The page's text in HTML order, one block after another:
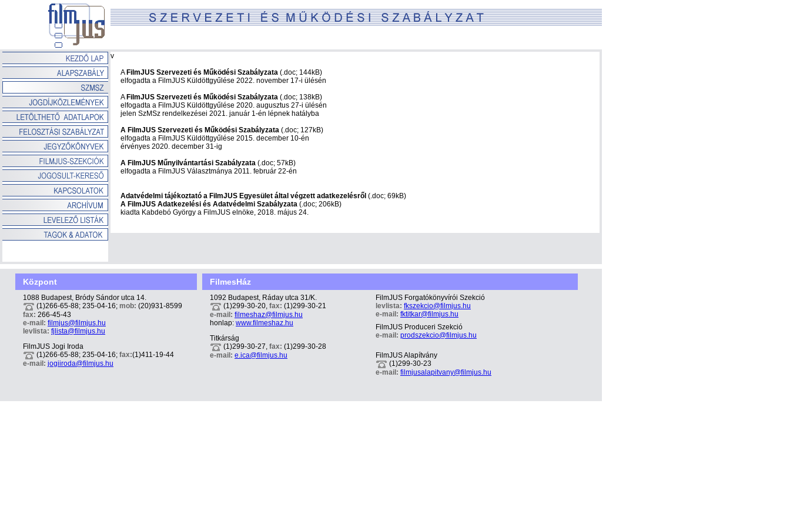
v
A FilmJUS Szervezeti és Működési Szabályzata (.doc; 144kB)
elfogadta a FilmJUS Küldöttgyűlése 2022. november 17-i ülésén
A FilmJUS Szervezeti és Működési Szabályzata (.doc; 138kB)
elfogadta a FilmJUS Küldöttgyűlése 2020. augusztus 27-i ülésén
jelen SzMSz rendelkezései 2021. január 1-én lépnek hatályba
A FilmJUS Szervezeti és Működési Szabályzata (.doc; 127kB)
elfogadta a FilmJUS Küldöttgyűlése 2015. december 10-én
érvényes 2020. december 31-ig
A FilmJUS Műnyilvántartási Szabályzata (.doc; 57kB)
elfogadta a FilmJUS Választmánya 2011. február 22-én
Adatvédelmi tájékoztató a FilmJUS Egyesület által végzett adatkezelésről (.doc; 69kB)
A FilmJUS Adatkezelési és Adatvédelmi Szabályzata (.doc; 206kB)
kiadta Kabdebó György a FilmJUS elnöke, 2018. május 24.
Központ FilmesHáz
1088 Budapest, Bródy Sándor utca 14.
(1)266-65-88; 235-04-16; mob: (20)931-8599
fax: 266-45-43
e-mail: filmjus@filmjus.hu
levlista: fjlista@filmjus.hu
FilmJUS Jogi Iroda
(1)266-65-88; 235-04-16; fax:(1)411-19-44
e-mail: jogiiroda@filmjus.hu
1092 Budapest, Ráday utca 31/K.
(1)299-30-20, fax: (1)299-30-21
e-mail: filmeshaz@filmjus.hu
honlap: www.filmeshaz.hu
Titkárság
(1)299-30-27, fax: (1)299-30-28
e-mail: e.ica@filmjus.hu
FilmJUS Forgatókönyvírói Szekció
levlista: fkszekcio@filmjus.hu
e-mail: fktitkar@filmjus.hu
FilmJUS Produceri Szekció
e-mail: prodszekcio@filmjus.hu
FilmJUS Alapítvány
(1)299-30-23
e-mail: filmjusalapitvany@filmjus.hu